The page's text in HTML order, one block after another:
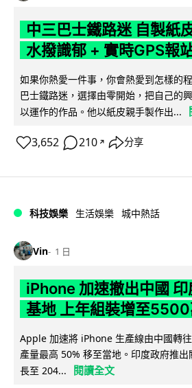
中三巴士鐵路迷 自製紙
水撥識郁 + 實時GPS報
如果你熱愛一件事，你會熱愛到怎樣的
巴士鐵路迷，選擇由零開始，把自己的
以運作的作品。他以紙皮親手製作出...
3,652 210 ↗ 分享
科技娛樂 生活娛樂 城中熱話
Vin 1 日
iPhone 加速撤出中國
基地 上年組裝增至
Apple 加速將 iPhone 生產線由中國轉
產量最高 50% 移至當地。印度政府推
長至 204...
閱讀全文